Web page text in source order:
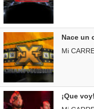
Nace un
Mi
¡Que voy!